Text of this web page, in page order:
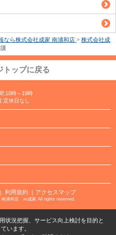
なら株式会社成家 南浦和店 > 株式会社成
トップに戻る
:10時～19時
:定休日なし
利用規約 ｜アクセスマップ
浦和店 ㈱成家 All rights reserved.
状況把握、サービス向上検討を目的と
います。